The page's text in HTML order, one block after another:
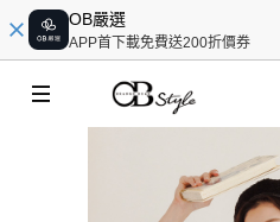
OB嚴選
APP首下載免費送200折價券